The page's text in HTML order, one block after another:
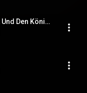
King John / Die Barone (Für Gott Und Den König Reprise)